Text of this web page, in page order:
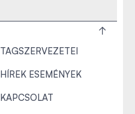
TAGSZERVEZETEI
HÍREK ESEMÉNYEK
KAPCSOLAT